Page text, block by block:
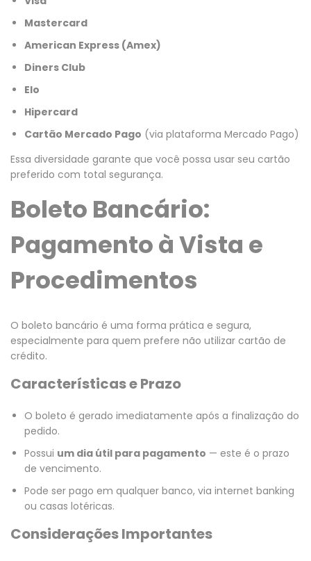
Mastercard
American Express (Amex)
Diners Club
Elo
Hipercard
Cartão Mercado Pago (via plataforma Mercado Pago)
Essa diversidade garante que você possa usar seu cartão
preferido com total segurança.
Boleto Bancário:
Pagamento à Vista e
Procedimentos
O boleto bancário é uma forma prática e segura,
especialmente para quem prefere não utilizar cartão de
crédito.
Características e Prazo
O boleto é gerado imediatamente após a finalização do
pedido.
Possui um dia útil para pagamento — este é o prazo
de vencimento.
Pode ser pago em qualquer banco, via internet banking
ou casas lotéricas.
Considerações Importantes